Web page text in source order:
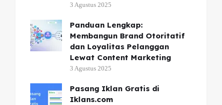
3 Agustus 2025
Panduan Lengkap:
Membangun Brand Otoritatif
dan Loyalitas Pelanggan
Lewat Content Marketing
3 Agustus 2025
Pasang Iklan Gratis di
Iklans.com